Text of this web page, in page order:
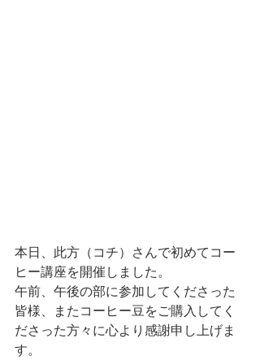
本日、此方（コチ）さんで初めてコー
ヒー講座を開催しました。
午前、午後の部に参加してくださった
皆様、またコーヒー豆をご購入してく
ださった方々に心より感謝申し上げま
す。